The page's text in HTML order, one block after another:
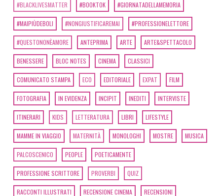
#BLACKLIVESMATTER #BOOKTOK #GIORNATADELLAMEMORIA
#MAIPIÙDEBOLI #NONGIUSTIFICAREMAI #PROFESSIONELETTORE
#QUESTONONÈAMORE ANTEPRIMA ARTE ARTE&SPETTACOLO
BENESSERE BLOC NOTES CINEMA CLASSICI
COMUNICATO STAMPA ECO EDITORIALE EXPAT FILM
FOTOGRAFIA IN EVIDENZA INCIPIT INEDITI INTERVISTE
ITINERARI KIDS LETTERATURA LIBRI LIFESTYLE
MAMME IN VIAGGIO MATERNITÀ MONOLOGHI MOSTRE MUSICA
PALCOSCENICO PEOPLE POETICAMENTE
PROFESSIONE SCRITTORE PROVERBI QUIZ
RACCONTI ILLUSTRATI RECENSIONE CINEMA RECENSIONI